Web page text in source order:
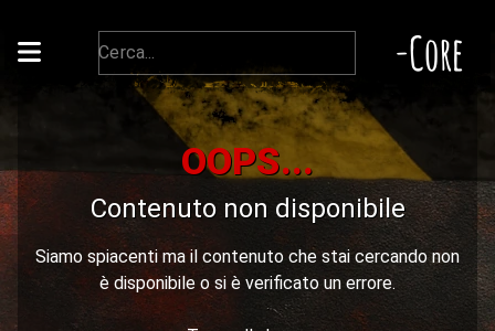
-Core
OOPS...
Contenuto non disponibile
Siamo spiacenti ma il contenuto che stai cercando non
è disponibile o si è verificato un errore.